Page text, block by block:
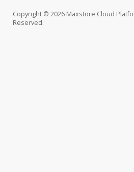
Copyright © 2026 Maxstore Cloud
Reserved.